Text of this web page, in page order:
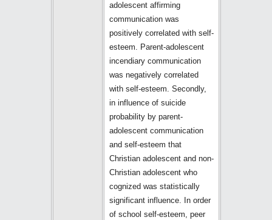
adolescent affirming
communication was
positively correlated with self-
esteem. Parent-adolescent
incendiary communication
was negatively correlated
with self-esteem. Secondly,
in influence of suicide
probability by parent-
adolescent communication
and self-esteem that
Christian adolescent and non-
Christian adolescent who
cognized was statistically
significant influence. In order
of school self-esteem, peer